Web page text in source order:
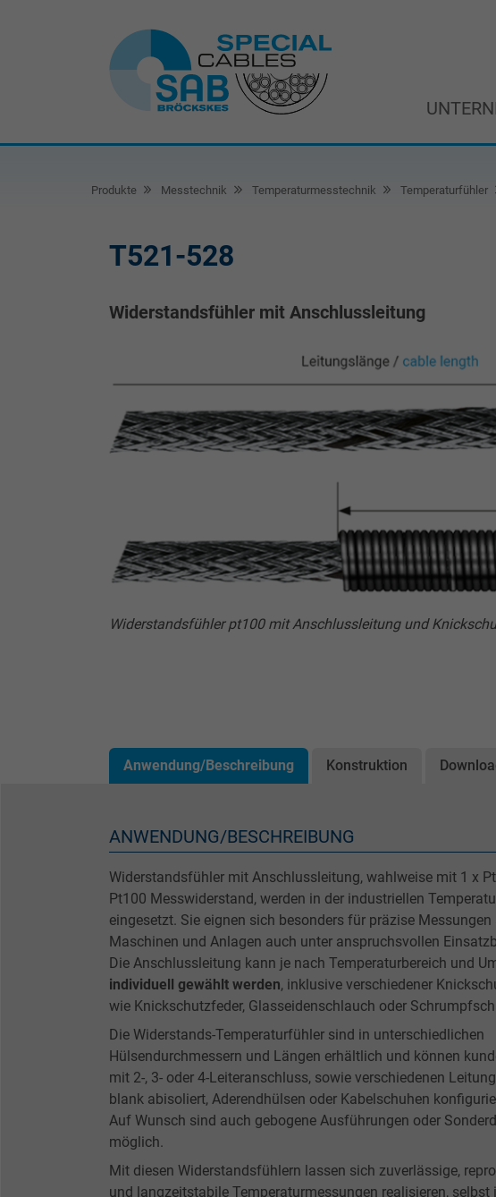
Produkte Messtechnik Temperaturmesstechnik Temperaturfühler
T521-528
Widerstandsfühler mit Anschlussleitung
Widerstandsfühler pt100 mit Anschlussleitung und
Anwendung/Beschreibung Konstruktion
ANWENDUNG/BESCHREIBUNG
Widerstandsfühler mit Anschlussleitung, wahlweise mit 1 x
Pt100 Messwiderstand, werden in der industriellen
eingesetzt. Sie eignen sich besonders für präzise Messungen
Maschinen und Anlagen auch unter anspruchsvollen
Die Anschlussleitung kann je nach Temperaturbereich und
individuell gewählt werden, inklusive verschiedener
wie Knickschutzfeder, Glasseidenschlauch oder
Die Widerstands-Temperaturfühler sind in unterschiedlichen
Hülsendurchmessern und Längen erhältlich und können
mit 2-, 3- oder 4-Leiteranschluss, sowie verschiedenen
blank abisoliert, Aderendhülsen oder Kabelschuhen
Auf Wunsch sind auch gebogene Ausführungen oder
möglich.
Mit diesen Widerstandsfühlern lassen sich zuverlässige,
und langzeitstabile Temperaturmessungen realisieren, selbst